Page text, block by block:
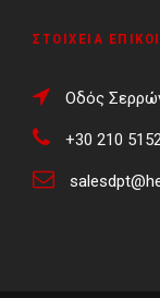
ΣΤΟΙΧΕΊΑ
Οδός
+30 210